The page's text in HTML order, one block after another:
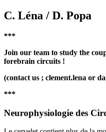
C. Léna / D. Popa
***
Join our team to study the
forebrain circuits !
(contact us ; clement.lena or
***
Neurophysiologie des